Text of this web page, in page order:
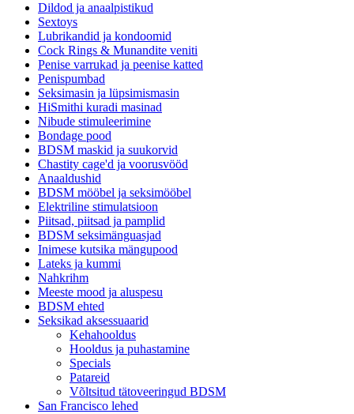
Dildod ja anaalpistikud
Sextoys
Lubrikandid ja kondoomid
Cock Rings & Munandite veniti
Penise varrukad ja peenise katted
Penispumbad
Seksimasin ja lüpsimismasin
HiSmithi kuradi masinad
Nibude stimuleerimine
Bondage pood
BDSM maskid ja suukorvid
Chastity cage'd ja voorusvööd
Anaaldushid
BDSM mööbel ja seksimööbel
Elektriline stimulatsioon
Piitsad, piitsad ja pamplid
BDSM seksimänguasjad
Inimese kutsika mängupood
Lateks ja kummi
Nahkrihm
Meeste mood ja aluspesu
BDSM ehted
Seksikad aksessuaarid
Kehahooldus
Hooldus ja puhastamine
Specials
Patareid
Võltsitud tätoveeringud BDSM
San Francisco lehed